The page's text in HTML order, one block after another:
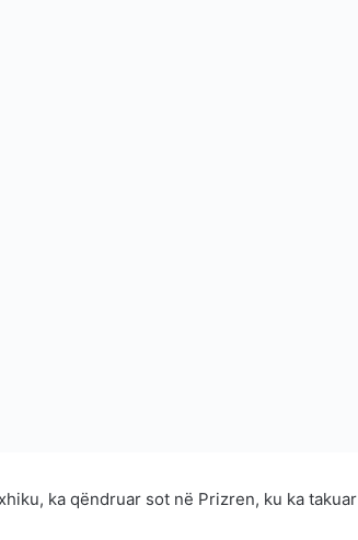
ka qëndruar sot në Prizren, ku ka takuar